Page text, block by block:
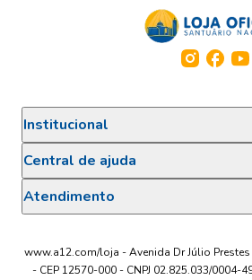
Institucional
Central de ajuda
Atendimento
www.a12.com/loja - Avenida Dr Júlio
- CEP 12570-000 - CNPJ 02.825.033/0004-